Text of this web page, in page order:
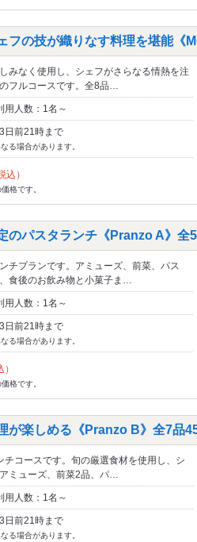
フの技が織りなす料理を堪能《
みなく使用し、シェフがさらなる情熱を注
フルコースです。全8品…
用人数：1名～
日前21時まで
る場合があります。
込）
格です。
のパスタランチ《Pranzo A》全
チプランです。アミューズ、前菜、パス
食後のお飲み物と小菓子ま…
用人数：1名～
日前21時まで
る場合があります。
）
格です。
が楽しめる《Pranzo B》全7品
チコースです。旬の厳選食材を使用し、シ
ミューズ、前菜2品、パ…
用人数：1名～
日前21時まで
る場合があります。